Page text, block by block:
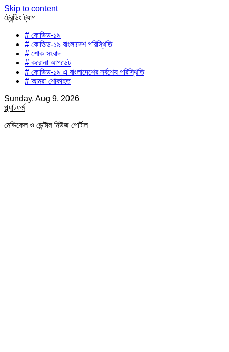
Skip to content
ট্রেন্ডিং ট্যাগ
# কোভিড-১৯
# কোভিড-১৯ বাংলাদেশ পরিস্থিতি
# শোক সংবাদ
# করোনা আপডেট
# কোভিড-১৯ এ বাংলাদেশের সর্বশেষ পরিস্থিতি
# আমরা শোকাহত
Sunday, Aug 9, 2026
প্ল্যাটফর্ম
মেডিকেল ও ডেন্টাল নিউজ পোর্টাল